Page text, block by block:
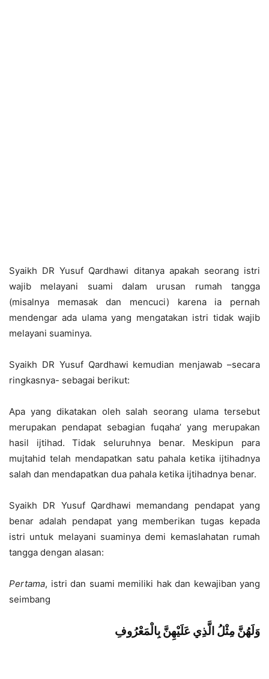
Syaikh DR Yusuf Qardhawi ditanya apakah seorang istri
wajib melayani suami dalam urusan rumah tangga
(misalnya memasak dan mencuci) karena ia pernah
mendengar ada ulama yang mengatakan istri tidak wajib
melayani suaminya.
Syaikh DR Yusuf Qardhawi kemudian menjawab –secara
ringkasnya- sebagai berikut:
Apa yang dikatakan oleh salah seorang ulama tersebut
merupakan pendapat sebagian fuqaha’ yang merupakan
hasil ijtihad. Tidak seluruhnya benar. Meskipun para
mujtahid telah mendapatkan satu pahala ketika ijtihadnya
salah dan mendapatkan dua pahala ketika ijtihadnya benar.
Syaikh DR Yusuf Qardhawi memandang pendapat yang
benar adalah pendapat yang memberikan tugas kepada
istri untuk melayani suaminya demi kemaslahatan rumah
tangga dengan alasan:
Pertama, istri dan suami memiliki hak dan kewajiban yang
seimbang
وَلَهُنَّ مِثْلُ الَّذِي عَلَيْهِنَّ بِالْمَعْرُوفِ